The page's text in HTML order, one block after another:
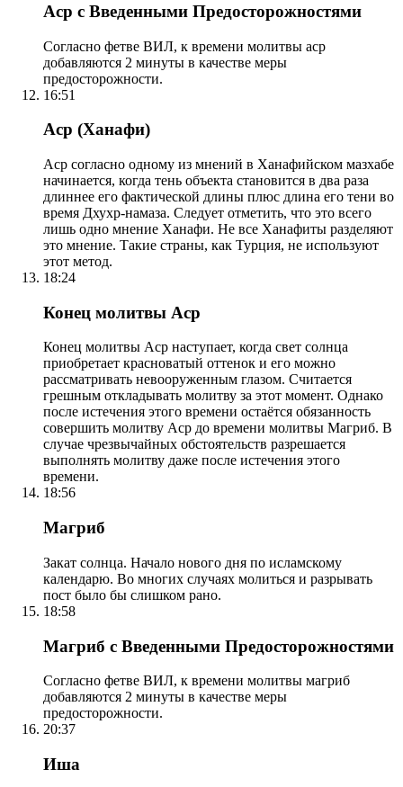
Аср с Введенными Предосторожностями
Согласно фетве ВИЛ, к времени молитвы аср
добавляются 2 минуты в качестве меры
предосторожности.
16:51
Аср (Ханафи)
Аср согласно одному из мнений в Ханафийском мазхабе
начинается, когда тень объекта становится в два раза
длиннее его фактической длины плюс длина его тени во
время Дхухр-намаза. Следует отметить, что это всего
лишь одно мнение Ханафи. Не все Ханафиты разделяют
это мнение. Такие страны, как Турция, не используют
этот метод.
18:24
Конец молитвы Аср
Конец молитвы Аср наступает, когда свет солнца
приобретает красноватый оттенок и его можно
рассматривать невооруженным глазом. Считается
грешным откладывать молитву за этот момент. Однако
после истечения этого времени остаётся обязанность
совершить молитву Аср до времени молитвы Магриб. В
случае чрезвычайных обстоятельств разрешается
выполнять молитву даже после истечения этого
времени.
18:56
Магриб
Закат солнца. Начало нового дня по исламскому
календарю. Во многих случаях молиться и разрывать
пост было бы слишком рано.
18:58
Магриб с Введенными Предосторожностями
Согласно фетве ВИЛ, к времени молитвы магриб
добавляются 2 минуты в качестве меры
предосторожности.
20:37
Иша